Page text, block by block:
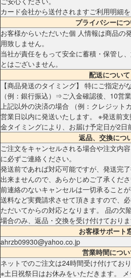
カード会社から送付されますご利用明細を
プライバシーに
お客様からいただいた個 人情報は商品の
用致しません。
当社が責任をもって安全に蓄積・保管し
とはございません。
配送について
【商品発送のタイミング】 特にご指定が
（例：銀行振込）⇒ご入金確認後、10営
上記以外の決済の場合 （例：クレジット
営業日以内に発送いたします。 ※発送前
金タイミングにより、お届け予定日が2日
返品、交換につ
ご注文をキャンセルされる場合や注文内
に必ずご連絡ください。
発送前であれば対応可能ですが、発送完
出来ませんので、あらかじめご了承くだ
前連絡のないキャンセルは一切承ることが
送料など実費請求させて頂きますので、
ただいてからの対応となります。 品の欠
場合のみ、返品・交換を受け付けておりま
お客様サポート
ahrzb09930@yahoo.co.jp
営業時間につ
ネットでのご注文は24時間受け付けており
※土日祝祭日はお休みをいただきます。